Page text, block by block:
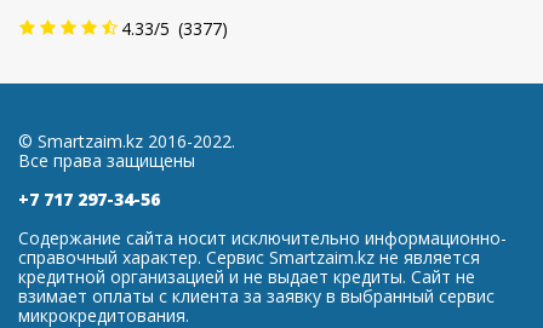
4.33/5 (3377)
© Smartzaim.kz 2016-2022.
Все права защищены
+7 717 297-34-56
Содержание сайта носит исключительно информационно-
справочный характер. Сервис Smartzaim.kz не является
кредитной организацией и не выдает кредиты. Сайт не
взимает оплаты с клиента за заявку в выбранный сервис
микрокредитования.